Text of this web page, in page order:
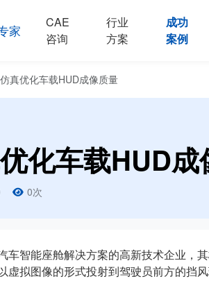
家
CAE
咨询
行业
方案
成功
案例
真优化车载HUD成像质量
化车载HUD成
0次
车智能座舱解决方案的高新技术企业，
虚拟图像的形式投射到驾驶员前方的挡